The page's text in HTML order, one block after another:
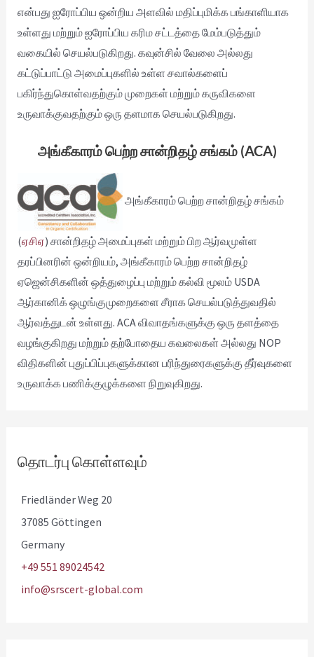
என்பது ஐரோப்பிய ஒன்றிய அளவில் மதிப்புமிக்க பங்காளியாக
உள்ளது மற்றும் ஐரோப்பிய கரிம சட்டத்தை மேம்படுத்தும்
வகையில் செயல்படுகிறது. கவுன்சில் வேலை அல்லது
கட்டுப்பாட்டு அமைப்புகளில் உள்ள சவால்களைப்
பகிர்ந்துகொள்வதற்கும் முறைகள் மற்றும் கருவிகளை
உருவாக்குவதற்கும் ஒரு தளமாக செயல்படுகிறது.
அங்கீகாரம் பெற்ற சான்றிதழ் சங்கம் (ACA)
அங்கீகாரம் பெற்ற சான்றிதழ் சங்கம்
(ஏசிஏ) சான்றிதழ் அமைப்புகள் மற்றும் பிற ஆர்வமுள்ள
தரப்பினரின் ஒன்றியம், அங்கீகாரம் பெற்ற சான்றிதழ்
ஏஜென்சிகளின் ஒத்துழைப்பு மற்றும் கல்வி மூலம் USDA
ஆர்கானிக் ஒழுங்குமுறைகளை சீராக செயல்படுத்துவதில்
ஆர்வத்துடன் உள்ளது. ACA விவாதங்களுக்கு ஒரு தளத்தை
வழங்குகிறது மற்றும் தற்போதைய கவலைகள் அல்லது NOP
விதிகளின் புதுப்பிப்புகளுக்கான பரிந்துரைகளுக்கு தீர்வுகளை
உருவாக்க பணிக்குழுக்களை நிறுவுகிறது.
தொடர்பு கொள்ளவும்
Friedländer Weg 20
37085 Göttingen
Germany
+49 551 89024542
info@srscert-global.com